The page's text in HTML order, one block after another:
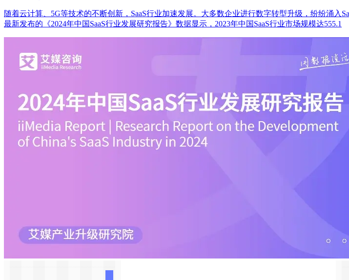
随着云计算、5G等技术的不断创新，SaaS行业加速发展。大多数企业进行数字转型升级，纷纷涌入
最新发布的《2024年中国SaaS行业发展研究报告》数据显示，2023年中国SaaS行业市场规模达555.1